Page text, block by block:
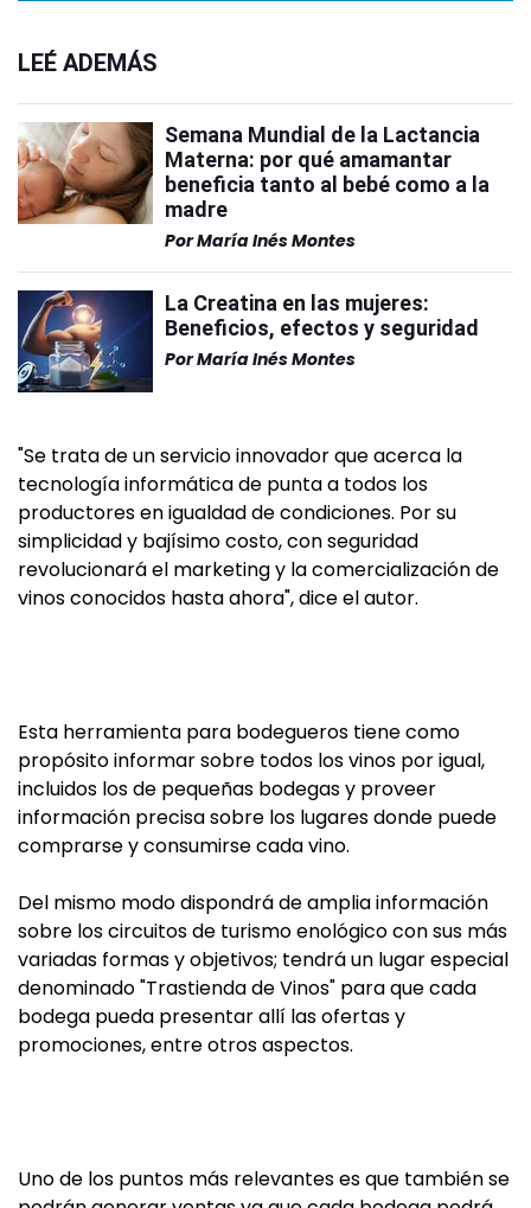
LEÉ ADEMÁS
Semana Mundial de la Lactancia
Materna: por qué amamantar
beneficia tanto al bebé como a la
madre
PorMaría Inés Montes
La Creatina en las mujeres:
Beneficios, efectos y seguridad
PorMaría Inés Montes
"Se trata de un servicio innovador que acerca la
tecnología informática de punta a todos los
productores en igualdad de condiciones. Por su
simplicidad y bajísimo costo, con seguridad
revolucionará el marketing y la comercialización de
vinos conocidos hasta ahora", dice el autor.
Esta herramienta para bodegueros tiene como
propósito informar sobre todos los vinos por igual,
incluidos los de pequeñas bodegas y proveer
información precisa sobre los lugares donde puede
comprarse y consumirse cada vino.
Del mismo modo dispondrá de amplia información
sobre los circuitos de turismo enológico con sus más
variadas formas y objetivos; tendrá un lugar especial
denominado "Trastienda de Vinos" para que cada
bodega pueda presentar allí las ofertas y
promociones, entre otros aspectos.
Uno de los puntos más relevantes es que también se